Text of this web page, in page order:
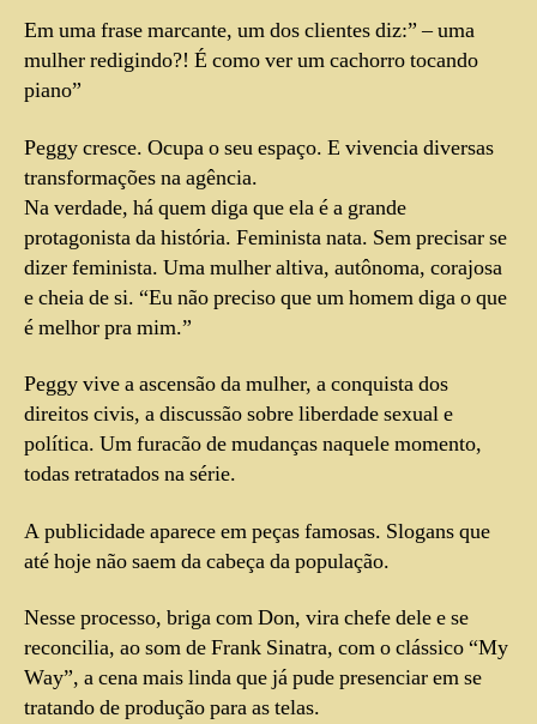
Em uma frase marcante, um dos clientes diz:” – uma
mulher redigindo?! É como ver um cachorro tocando
piano”
Peggy cresce. Ocupa o seu espaço. E vivencia diversas
transformações na agência.
Na verdade, há quem diga que ela é a grande
protagonista da história. Feminista nata. Sem precisar se
dizer feminista. Uma mulher altiva, autônoma, corajosa
e cheia de si. “Eu não preciso que um homem diga o que
é melhor pra mim.”
Peggy vive a ascensão da mulher, a conquista dos
direitos civis, a discussão sobre liberdade sexual e
política. Um furacão de mudanças naquele momento,
todas retratados na série.
A publicidade aparece em peças famosas. Slogans que
até hoje não saem da cabeça da população.
Nesse processo, briga com Don, vira chefe dele e se
reconcilia, ao som de Frank Sinatra, com o clássico “My
Way”, a cena mais linda que já pude presenciar em se
tratando de produção para as telas.